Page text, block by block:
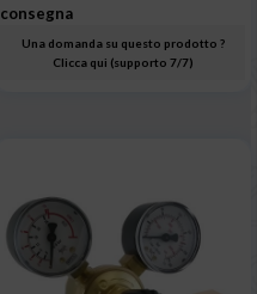
consegna
Una domanda su questo prodotto ?
Clicca qui (supporto 7/7)